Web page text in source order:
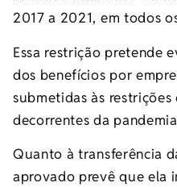
2017 a 2021, em todos
Essa restrição pretende
dos benefícios por
submetidas às
decorrentes da
Quanto à transferência
aprovado prevê que ela